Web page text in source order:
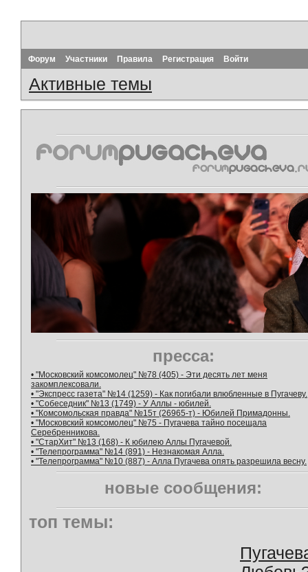
Форум Участники Правила Регистрация Войти
Активные темы
пресса:
• "Московский комсомолец" №78 (405) - Эти десять лет меня
закомплексовали.
• "Экспресс газета" №14 (1259) - Как погибали влюбленные в Пугачеву.
• "Собеседник" №13 (1749) - У Аллы - юбилей.
• "Комсомольская правда" №15т (26965-т) - Юбилей Примадонны.
• "Московский комсомолец" №75 - Пугачева тайно посещала
Серебренникова.
• "СтарХит" №13 (168) - К юбилею Аллы Пугачевой.
• "Телепрограмма" №14 (891) - Незнакомая Алла.
• "Телепрограмма" №10 (887) - Алла Пугачева опять разрешила весну.
новые сообщения:
топ темы: